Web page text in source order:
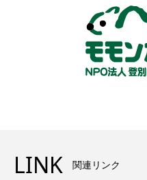
LINK 関連リンク